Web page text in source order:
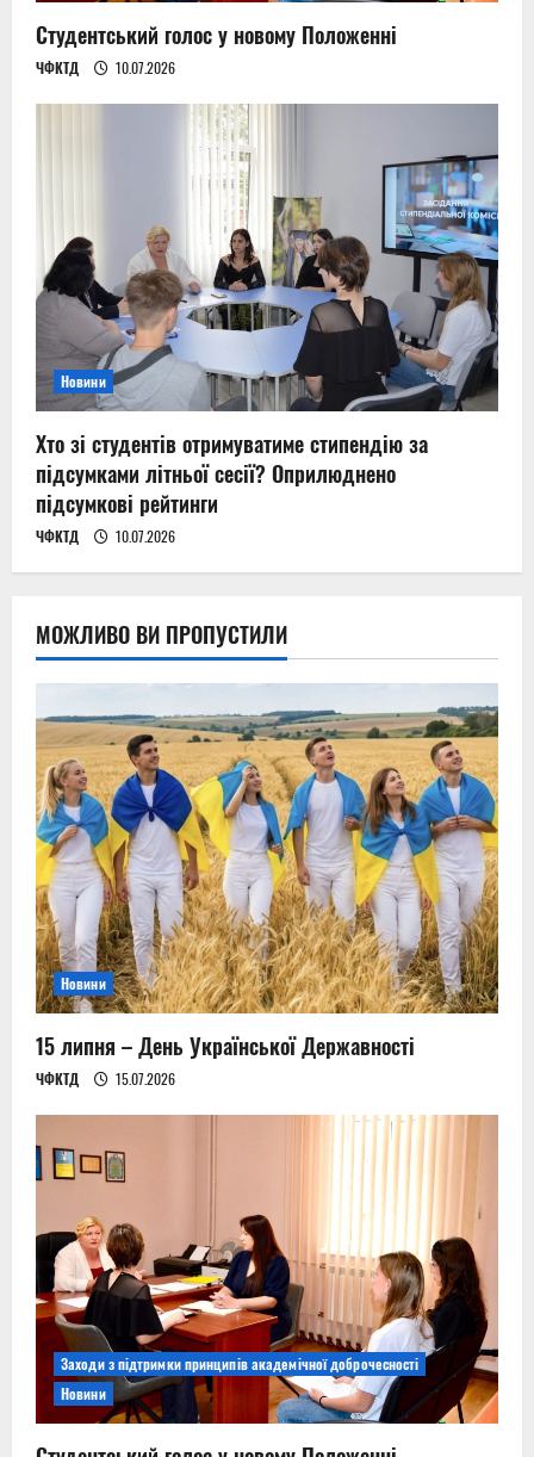
Студентський голос у новому Положенні
ЧФКТД 10.07.2026
Новини
Хто зі студентів отримуватиме стипендію за
підсумками літньої сесії? Оприлюднено
підсумкові рейтинги
ЧФКТД 10.07.2026
МОЖЛИВО ВИ ПРОПУСТИЛИ
Новини
15 липня – День Української Державності
ЧФКТД 15.07.2026
Заходи з підтримки принципів академічної доброчесності
Новини